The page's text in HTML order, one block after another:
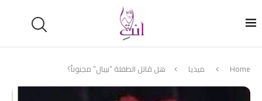
Home ميديا هل قاتل الطفلة “نيبال” مجنوناً؟